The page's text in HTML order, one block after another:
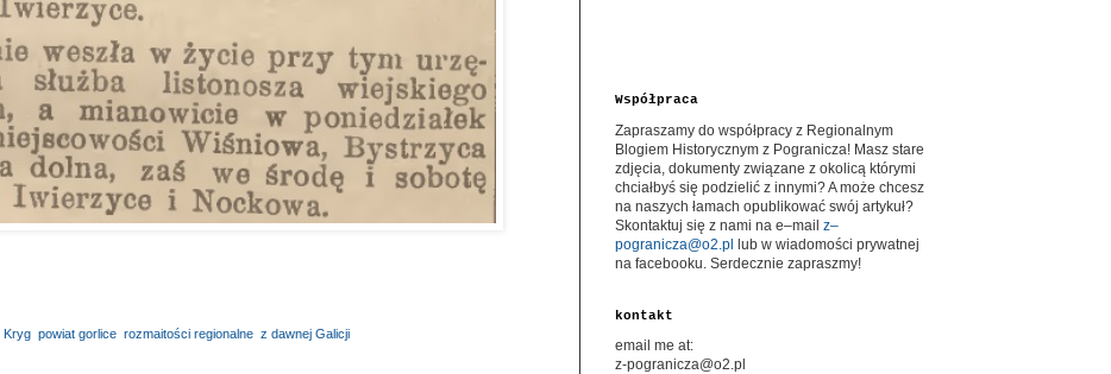
Kryg powiat gorlice rozmaitości regionalne z dawnej Galicji
Współpraca
Zapraszamy do współpracy z Regionalnym
Blogiem Historycznym z Pogranicza! Masz stare
zdjęcia, dokumenty związane z okolicą którymi
chciałbyś się podzielić z innymi? A może chcesz
na naszych łamach opublikować swój artykuł?
Skontaktuj się z nami na e–mail z–
pogranicza@o2.pl
lub w wiadomości prywatnej
na facebooku. Serdecznie zapraszmy!
kontakt
email me at:
z-pogranicza@o2.pl